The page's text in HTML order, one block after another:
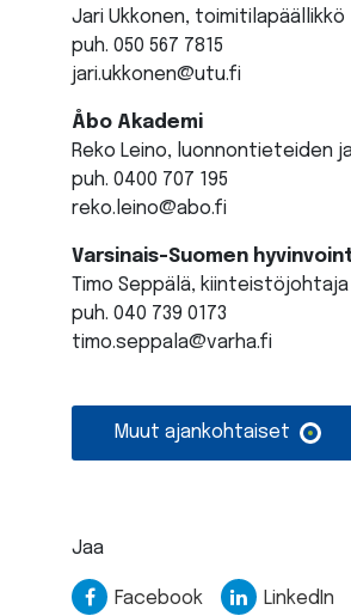
Jari Ukkonen, toimitilapäällikkö
puh. 050 567 7815
jari.ukkonen@utu.fi
Åbo Akademi
Reko Leino, luonnontieteiden
puh. 0400 707 195
reko.leino@abo.fi
Varsinais-Suomen
Timo Seppälä, kiinteistöjohtaja
puh. 040 739 0173
timo.seppala@varha.fi
Muut ajankohtaiset
Jaa
Facebook LinkedIn